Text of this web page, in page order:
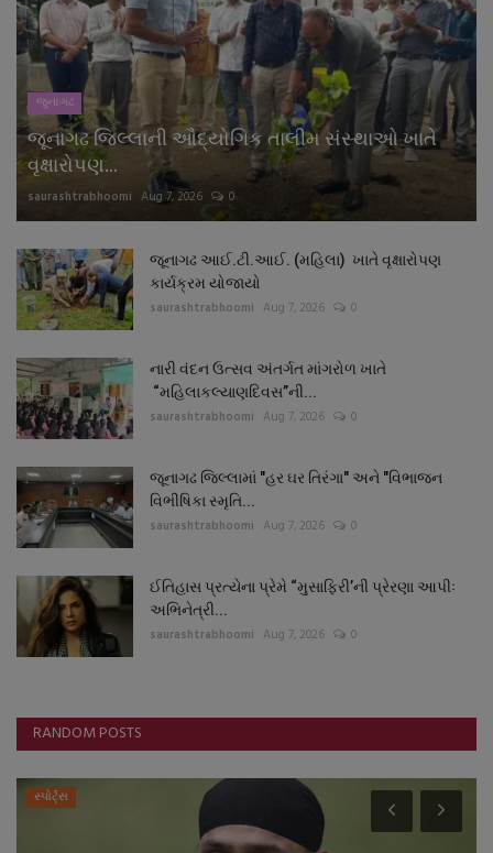
જુનાગઢ
જૂનાગઢ જિલ્લાની ઔદ્યોગિક તાલીમ સંસ્થાઓ ખાતે
વૃક્ષારોપણ...
saurashtrabhoomi Aug 7, 2026 0
જૂનાગઢ આઈ.ટી.આઈ. (મહિલા) ખાતે વૃક્ષારોપણ
કાર્યક્રમ યોજાયો
saurashtrabhoomi Aug 7, 2026 0
નારી વંદન ઉત્સવ અંતર્ગત માંગરોળ ખાતે
“મહિલાકલ્યાણદિવસ”ની...
saurashtrabhoomi Aug 7, 2026 0
જૂનાગઢ જિલ્લામાં "હર ઘર તિરંગા" અને "વિભાજન
વિભીષિકા સ્મૃતિ...
saurashtrabhoomi Aug 7, 2026 0
ઈતિહાસ પ્રત્યેના પ્રેમે “મુસાફિરી’ની પ્રેરણા આપીઃ
અભિનેત્રી...
saurashtrabhoomi Aug 7, 2026 0
RANDOM POSTS
સ્પોર્ટ્સ